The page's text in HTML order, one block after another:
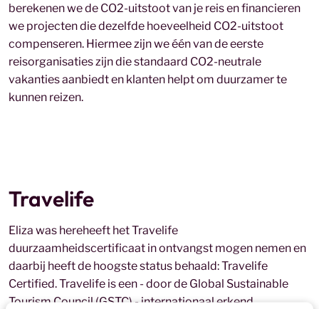
berekenen we de CO2-uitstoot van je reis en financieren
we projecten die dezelfde hoeveelheid CO2-uitstoot
compenseren. Hiermee zijn we één van de eerste
reisorganisaties zijn die standaard CO2-neutrale
vakanties aanbiedt en klanten helpt om duurzamer te
kunnen reizen.
Travelife
Eliza was hereheeft het Travelife
duurzaamheidscertificaat in ontvangst mogen nemen en
daarbij heeft de hoogste status behaald: Travelife
Certified. Travelife is een - door de Global Sustainable
Tourism Council (GSTC) - internationaal erkend